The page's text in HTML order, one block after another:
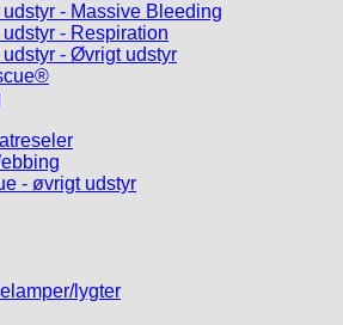
- Massive Bleeding
- Respiration
- Øvrigt udstyr
- øvrigt udstyr
lygter